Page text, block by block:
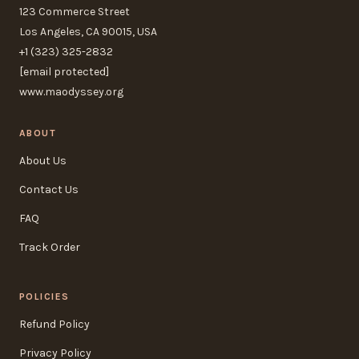
123 Commerce Street
Los Angeles, CA 90015, USA
+1 (323) 325-2832
[email protected]
www.maodyssey.org
ABOUT
About Us
Contact Us
FAQ
Track Order
POLICIES
Refund Policy
Privacy Policy